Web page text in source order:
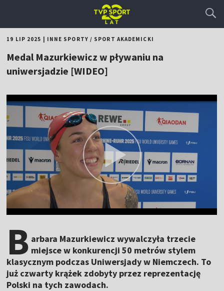
19 LIP 2025 INNE SPORTY / SPORT AKADEMICKI
Medal Mazurkiewicz w pływaniu na
uniwersjadzie [WIDEO]
B arbara Mazurkiewicz wywalczyła trzecie
miejsce w konkurencji 50 metrów stylem
klasycznym podczas Uniwersjady w Niemczech. To
już czwarty krążek zdobyty przez reprezentację
Polski na tych zawodach.